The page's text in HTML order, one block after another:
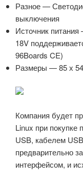
Разное —
выключения
Источник
18V
96Boards CE)
Размеры — 85 х
Компания будет
Linux при покупке
USB, кабелем
предварительно
интерфейсом, и